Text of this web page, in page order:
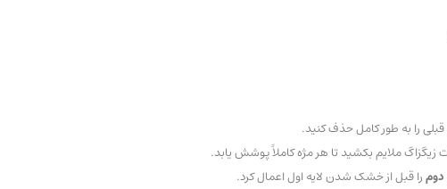
قبلی را به طور کامل حذف کنید.
زیگزاگ ملایم بکشید تا هر مژه کاملاً پوشش یابد.
دومرا قبل از خشک شدن لایه اول اعمال کرد.